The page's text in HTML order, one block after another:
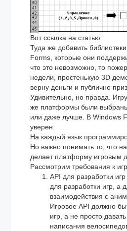
Вот ссылка на статью
Туда же добавить
Forms, которые они
что это невозможно, то
недели, простенькую 3D
верну деньги и публично
Удивительно, но правда.
же платформы были
или даже лучше. В Windows
уверен.
На каждый язык
Но важно понимать то, что
делает платформу игровым
Рассмотрим требования к
API для разработки
для разработки игр, а
взаимодействия с
Игровое API должно
игр, а не просто
написания